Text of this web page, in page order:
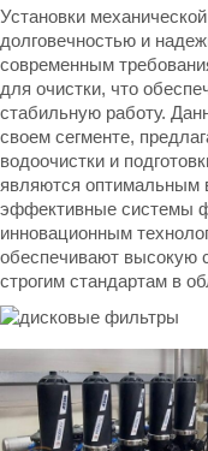
Установки
долговечностью и
современным
для очистки, что
стабильную работу.
своем сегменте,
водоочистки и
являются оптимальным
эффективные системы
инновационным
обеспечивают высокую
строгим стандартам в